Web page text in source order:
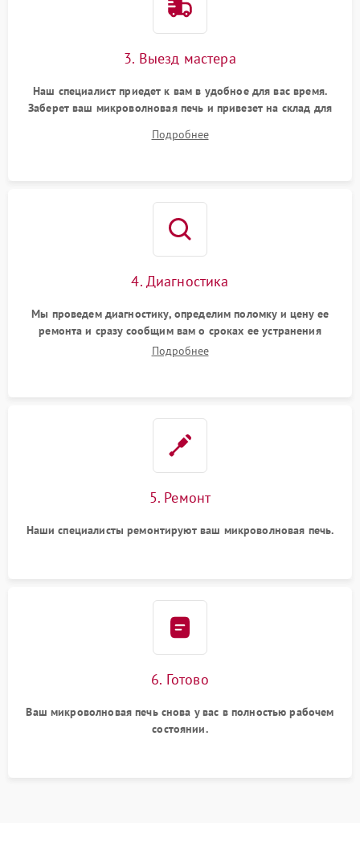
3. Выезд мастера
Наш специалист приедет к вам в удобное для вас время.
Заберет ваш микроволновая печь и привезет на склад для
Подробнее
4. Диагностика
Мы проведем диагностику, определим поломку и цену ее
ремонта и сразу сообщим вам о сроках ее устранения
Подробнее
5. Ремонт
Наши специалисты ремонтируют ваш микроволновая печь.
6. Готово
Ваш микроволновая печь снова у вас в полностью рабочем
состоянии.